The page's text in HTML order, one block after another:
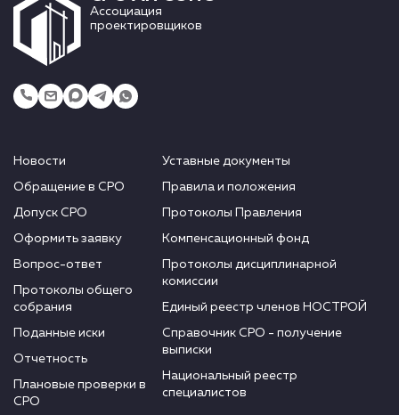
Ассоциация
проектировщиков
Новости
Обращение в СРО
Допуск СРО
Оформить заявку
Вопрос-ответ
Уставные документы
Правила и положения
Протоколы Правления
Компенсационный фонд
Протоколы дисциплинарной
комиссии
Протоколы общего
собрания
Поданные иски
Отчетность
Плановые проверки в
СРО
Единый реестр членов НОСТРОЙ
Справочник СРО - получение
выписки
Национальный реестр
специалистов